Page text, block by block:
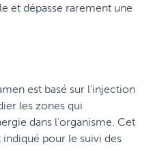
et dépasse rarement une
est basé sur l’injection
les zones qui
dans l’organisme. Cet
pour le suivi des